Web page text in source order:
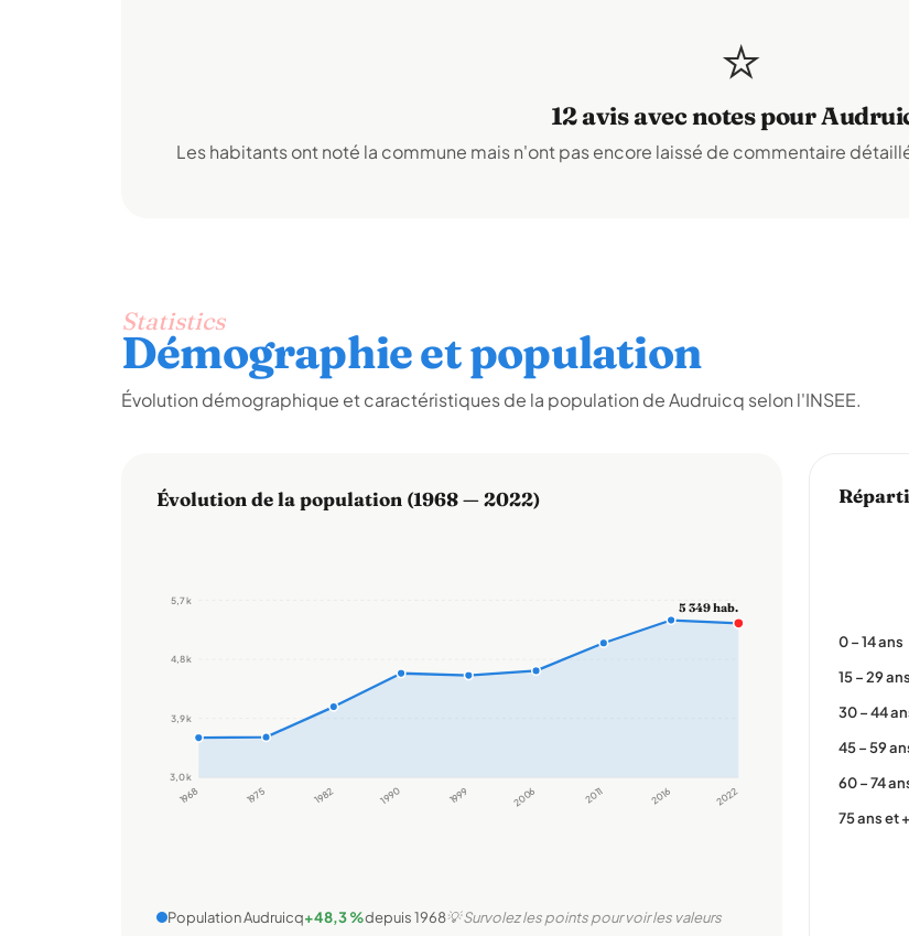
⭐
12 avis avec notes pour
Les habitants ont noté la commune mais n'ont pas encore laissé de commentaire
Statistics
Démographie et population
Évolution démographique et caractéristiques de la population de Audruicq selon l'INSEE.
Évolution de la population (1968 — 2022)
3,0 k
3,9 k
4,8 k
5,7 k
1968 1975 1982 1990 1999 2006 2011 2016 2022
5 349 hab.
Population Audruicq+48,3 %depuis 1968💡 Survolez les points pour voir les valeurs
0 – 14 ans
15 – 29 ans
30 – 44
45 – 59
60 – 74
75 ans et +